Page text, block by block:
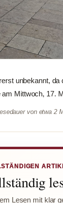
unbekannt,
Mittwoch, 17.
von etwa 2
Lesen mit klar